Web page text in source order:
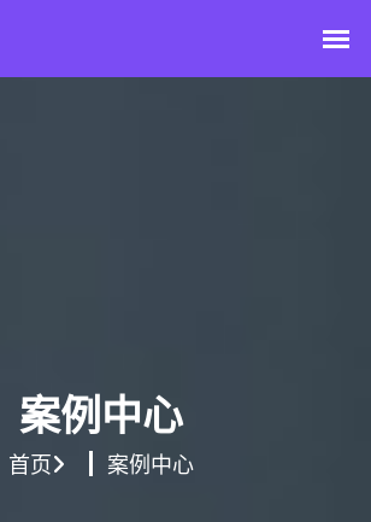
案例中心
首页 案例中心